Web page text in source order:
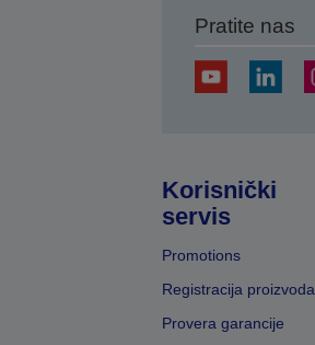
Pratite nas
Korisnički
servis
Promotions
Registracija proizvoda
Provera garancije